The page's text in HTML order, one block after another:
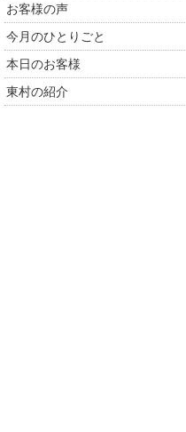
お客様の声
今月のひとりごと
本日のお客様
東村の紹介